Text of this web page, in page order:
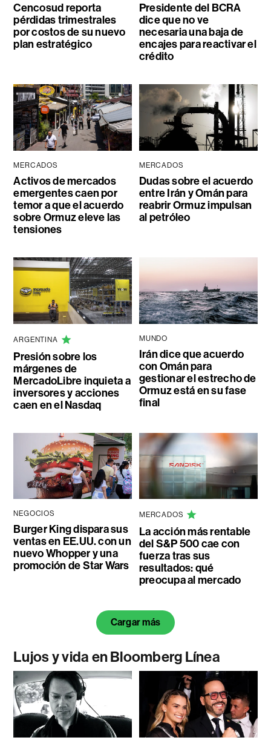
Cencosud reporta
pérdidas trimestrales
por costos de su nuevo
plan estratégico
Presidente del BCRA
dice que no ve
necesaria una baja de
encajes para reactivar el
crédito
MERCADOS
Activos de mercados
emergentes caen por
temor a que el acuerdo
sobre Ormuz eleve las
tensiones
MERCADOS
Dudas sobre el acuerdo
entre Irán y Omán para
reabrir Ormuz impulsan
al petróleo
ARGENTINA
Presión sobre los
márgenes de
MercadoLibre inquieta a
inversores y acciones
caen en el Nasdaq
MUNDO
Irán dice que acuerdo
con Omán para
gestionar el estrecho de
Ormuz está en su fase
final
NEGOCIOS
Burger King dispara sus
ventas en EE.UU. con un
nuevo Whopper y una
promoción de Star Wars
MERCADOS
La acción más rentable
del S&P 500 cae con
fuerza tras sus
resultados: qué
preocupa al mercado
Cargar más
Lujos y vida en Bloomberg Línea